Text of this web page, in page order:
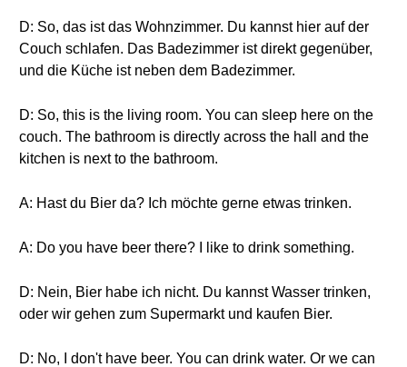
D: So, das ist das Wohnzimmer. Du kannst hier auf der
Couch schlafen. Das Badezimmer ist direkt gegenüber,
und die Küche ist neben dem Badezimmer.
D: So, this is the living room. You can sleep here on the
couch. The bathroom is directly across the hall and the
kitchen is next to the bathroom.
A: Hast du Bier da? Ich möchte gerne etwas trinken.
A: Do you have beer there? I like to drink something.
D: Nein, Bier habe ich nicht. Du kannst Wasser trinken,
oder wir gehen zum Supermarkt und kaufen Bier.
D: No, I don't have beer. You can drink water. Or we can